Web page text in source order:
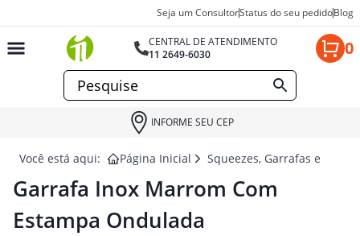
Seja um ConsultorStatus do seu pedidoBlog
CENTRAL DE ATENDIMENTO
11 2649-6030
0
INFORME SEU CEP
Você está aqui: Página Inicial Squeezes, Garrafas e
Garrafa Inox Marrom Com
Estampa Ondulada